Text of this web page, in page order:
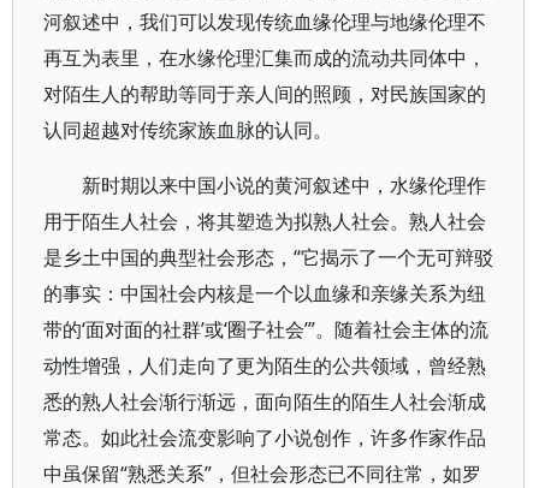
河叙述中，我们可以发现传统血缘伦理与地缘伦理不
再互为表里，在水缘伦理汇集而成的流动共同体中，
对陌生人的帮助等同于亲人间的照顾，对民族国家的
认同超越对传统家族血脉的认同。
新时期以来中国小说的黄河叙述中，水缘伦理作
用于陌生人社会，将其塑造为拟熟人社会。熟人社会
是乡土中国的典型社会形态，“它揭示了一个无可辩驳
的事实：中国社会内核是一个以血缘和亲缘关系为纽
带的‘面对面的社群’或‘圈子社会’”。随着社会主体的流
动性增强，人们走向了更为陌生的公共领域，曾经熟
悉的熟人社会渐行渐远，面向陌生的陌生人社会渐成
常态。如此社会流变影响了小说创作，许多作家作品
中虽保留“熟悉关系”，但社会形态已不同往常，如罗